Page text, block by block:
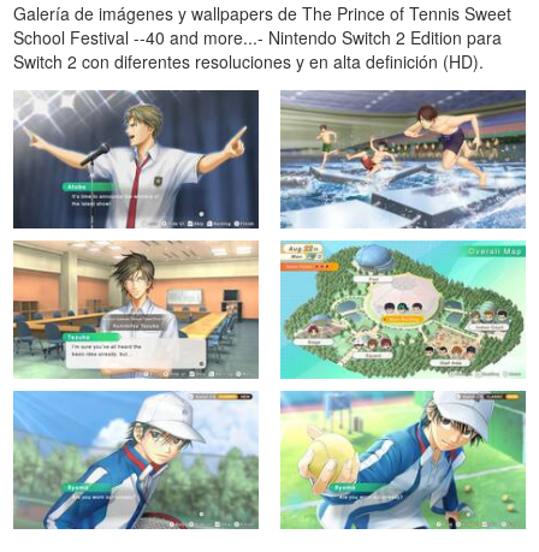
Galería de imágenes y wallpapers de The Prince of Tennis Sweet
School Festival --40 and more...- Nintendo Switch 2 Edition para
Switch 2 con diferentes resoluciones y en alta definición (HD).